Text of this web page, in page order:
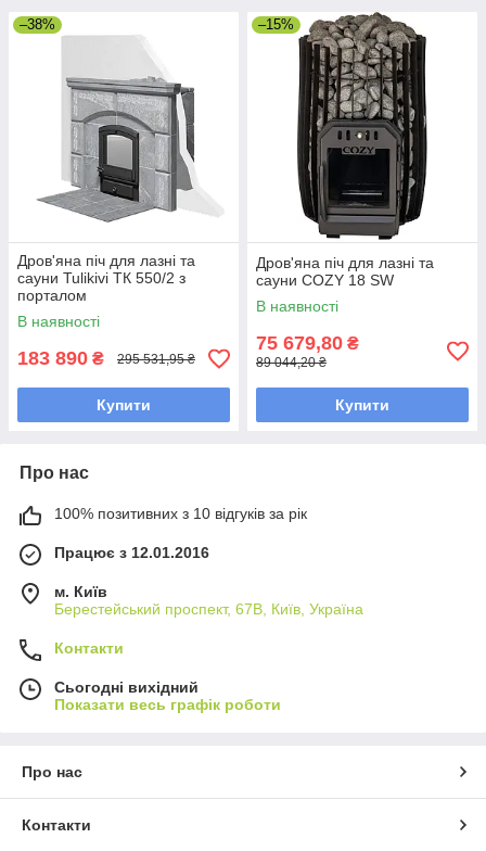
–38%
Дров'яна піч для лазні та
сауни Tulikivi ТК 550/2 з
порталом
В наявності
183 890 ₴ 295 531,95 ₴
Купити
–15%
Дров'яна піч для лазні та
сауни COZY 18 SW
В наявності
75 679,80 ₴
89 044,20 ₴
Купити
Про нас
100% позитивних з 10 відгуків за рік
Працює з 12.01.2016
м. Київ
Берестейський проспект, 67В, Київ, Україна
Контакти
Сьогодні вихідний
Показати весь графік роботи
Про нас
Контакти